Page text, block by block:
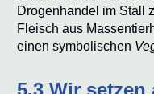
Drogenhandel im Stall
Fleisch aus
einen symbolischen
5.3 Wir setzen